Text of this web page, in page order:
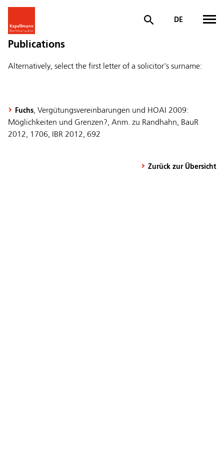
DE
Publications
Alternatively, select the first letter of a solicitor's surname:
Fuchs, Vergütungsvereinbarungen und HOAI 2009:
Möglichkeiten und Grenzen?, Anm. zu Randhahn, BauR
2012, 1706, IBR 2012, 692
Zurück zur Übersicht